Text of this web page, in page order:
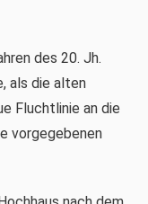
des 20. Jh.
als die alten
Fluchtlinie an die
vorgegebenen